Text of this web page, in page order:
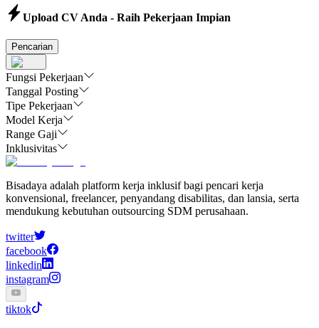
Upload CV Anda - Raih Pekerjaan Impian
Pencarian
Fungsi Pekerjaan
Tanggal Posting
Tipe Pekerjaan
Model Kerja
Range Gaji
Inklusivitas
Bisadaya adalah platform kerja inklusif bagi pencari kerja
konvensional, freelancer, penyandang disabilitas, dan lansia, serta
mendukung kebutuhan outsourcing SDM perusahaan.
twitter
facebook
linkedin
instagram
tiktok